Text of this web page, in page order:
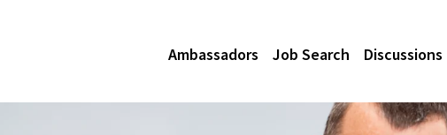
Ambassadors Job Search Discussions